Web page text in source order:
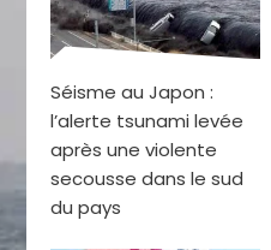
Séisme au Japon :
l’alerte tsunami levée
après une violente
secousse dans le sud
du pays